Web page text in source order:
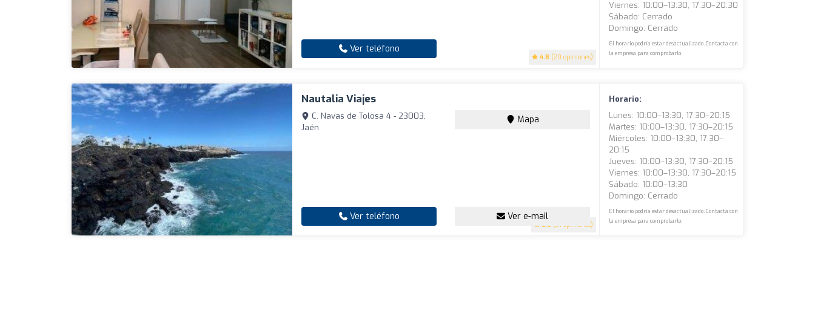
4.8 (20 opiniones)
Ver teléfono
Viernes: 10:00–13:30, 17:30–20:30
Sábado: Cerrado
Domingo: Cerrado
El horario podría estar desactualizado. Contacta con
la empresa para comprobarlo.
Nautalia Viajes
3.5 (31 opiniones)
C. Navas de Tolosa 4 - 23003,
Jaén
Mapa
Ver teléfono Ver e-mail
Horario:
Lunes: 10:00–13:30, 17:30–20:15
Martes: 10:00–13:30, 17:30–20:15
Miércoles: 10:00–13:30, 17:30–
20:15
Jueves: 10:00–13:30, 17:30–20:15
Viernes: 10:00–13:30, 17:30–20:15
Sábado: 10:00–13:30
Domingo: Cerrado
El horario podría estar desactualizado. Contacta con
la empresa para comprobarlo.